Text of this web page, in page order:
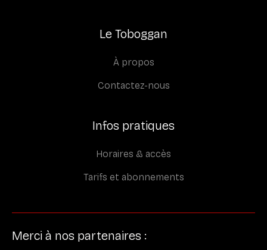
Le Toboggan
À propos
Contactez-nous
Infos pratiques
Horaires & accès
Tarifs et abonnements
Merci à nos partenaires :